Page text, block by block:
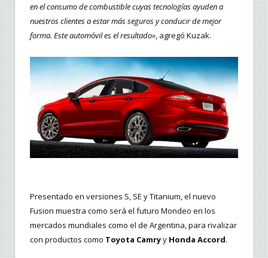
en el consumo de combustible cuyas tecnologías ayuden a
nuestros clientes a estar más seguros y conducir de mejor
forma. Este automóvil es el resultado», agregó Kuzak.
Presentado en versiones S, SE y Titanium, el nuevo
Fusion muestra como será el futuro Mondeo en los
mercados mundiales como el de Argentina, para rivalizar
con productos como Toyota Camryy Honda Accord.